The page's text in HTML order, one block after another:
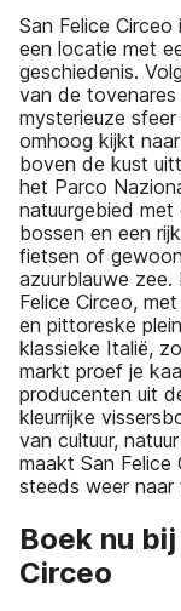
San Felice
een locatie met
geschiedenis.
van de tovenares
mysterieuze
omhoog kijkt
boven de kust
het Parco
natuurgebied met
bossen en een
fietsen of
azuurblauwe
Felice Circeo,
en pittoreske
klassieke Italië,
markt proef je
producenten uit
kleurrijke
van cultuur,
maakt San Felice
steeds weer naar
Boek nu
Circeo